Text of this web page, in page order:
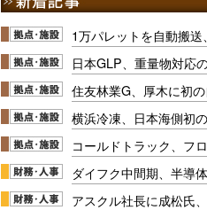
1万パレットを自動搬
日本GLP、重量物対応
住友林業G、厚木に初
横浜冷凍、日本海側初
コールドトラック、フ
ダイフク中間期、半導
アスクル社長に成松氏